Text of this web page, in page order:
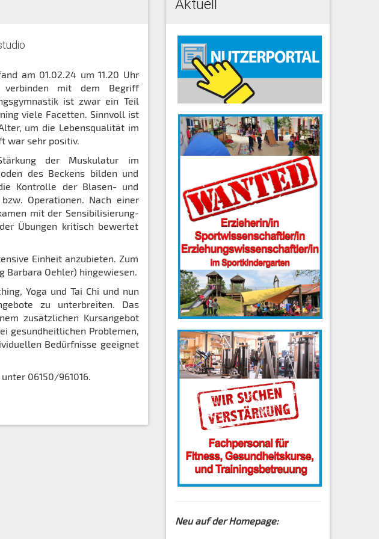
am 01.02.24 um 11.20 Uhr
mit dem Begriff
ist zwar ein Teil
viele Facetten. Sinnvoll ist
um die Lebensqualität im
war sehr positiv.
der Muskulatur im
des Beckens bilden und
Kontrolle der Blasen- und
Operationen. Nach einer
mit der Sensibilisierung-
Übungen kritisch bewertet
Einheit anzubieten. Zum
Barbara Oehler) hingewiesen.
Yoga und Tai Chi und nun
zu unterbreiten. Das
zusätzlichen Kursangebot
gesundheitlichen Problemen,
Bedürfnisse geeignet
06150/961016.
Aktuell
Neu auf der Homepage: